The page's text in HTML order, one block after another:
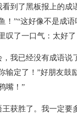
看到了黑板报上的成
！”“这好像不是成
叹了一口气：太好了
，我已经没有成语说
输定了！”好朋友鼓
嘴！”
获胜了。我一定要